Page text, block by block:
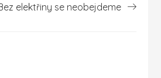
elektřiny se neobejdeme